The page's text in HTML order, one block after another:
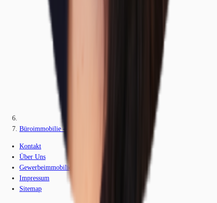
Büroimmobilie - Erlangen - M2086
Kontakt
Über Uns
Gewerbeimmobilien-Lexikon
Impressum
Sitemap